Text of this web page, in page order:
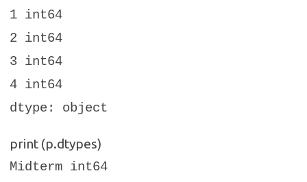
1 int64
2 int64
3 int64
4 int64
dtype: object
print (p.dtypes)
Midterm int64